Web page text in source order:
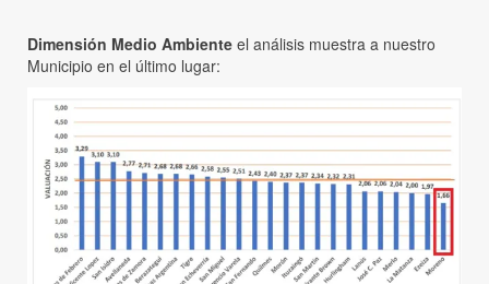
Dimensión Medio Ambiente el análisis muestra a nuestro
Municipio en el último lugar: